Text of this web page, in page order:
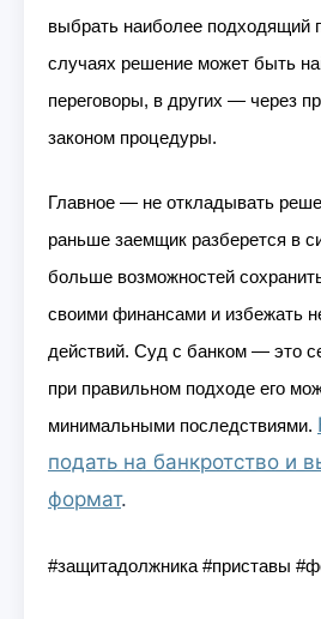
выбрать наиболее подходящий
случаях решение может быть
переговоры, в других — через
законом процедуры.
Главное — не откладывать
раньше заемщик разберется в
больше возможностей
своими финансами и избежать
действий. Суд с банком — это
при правильном подходе его
минимальными последствиями.
подать на банкротство и
формат.
#защитадолжника #приставы